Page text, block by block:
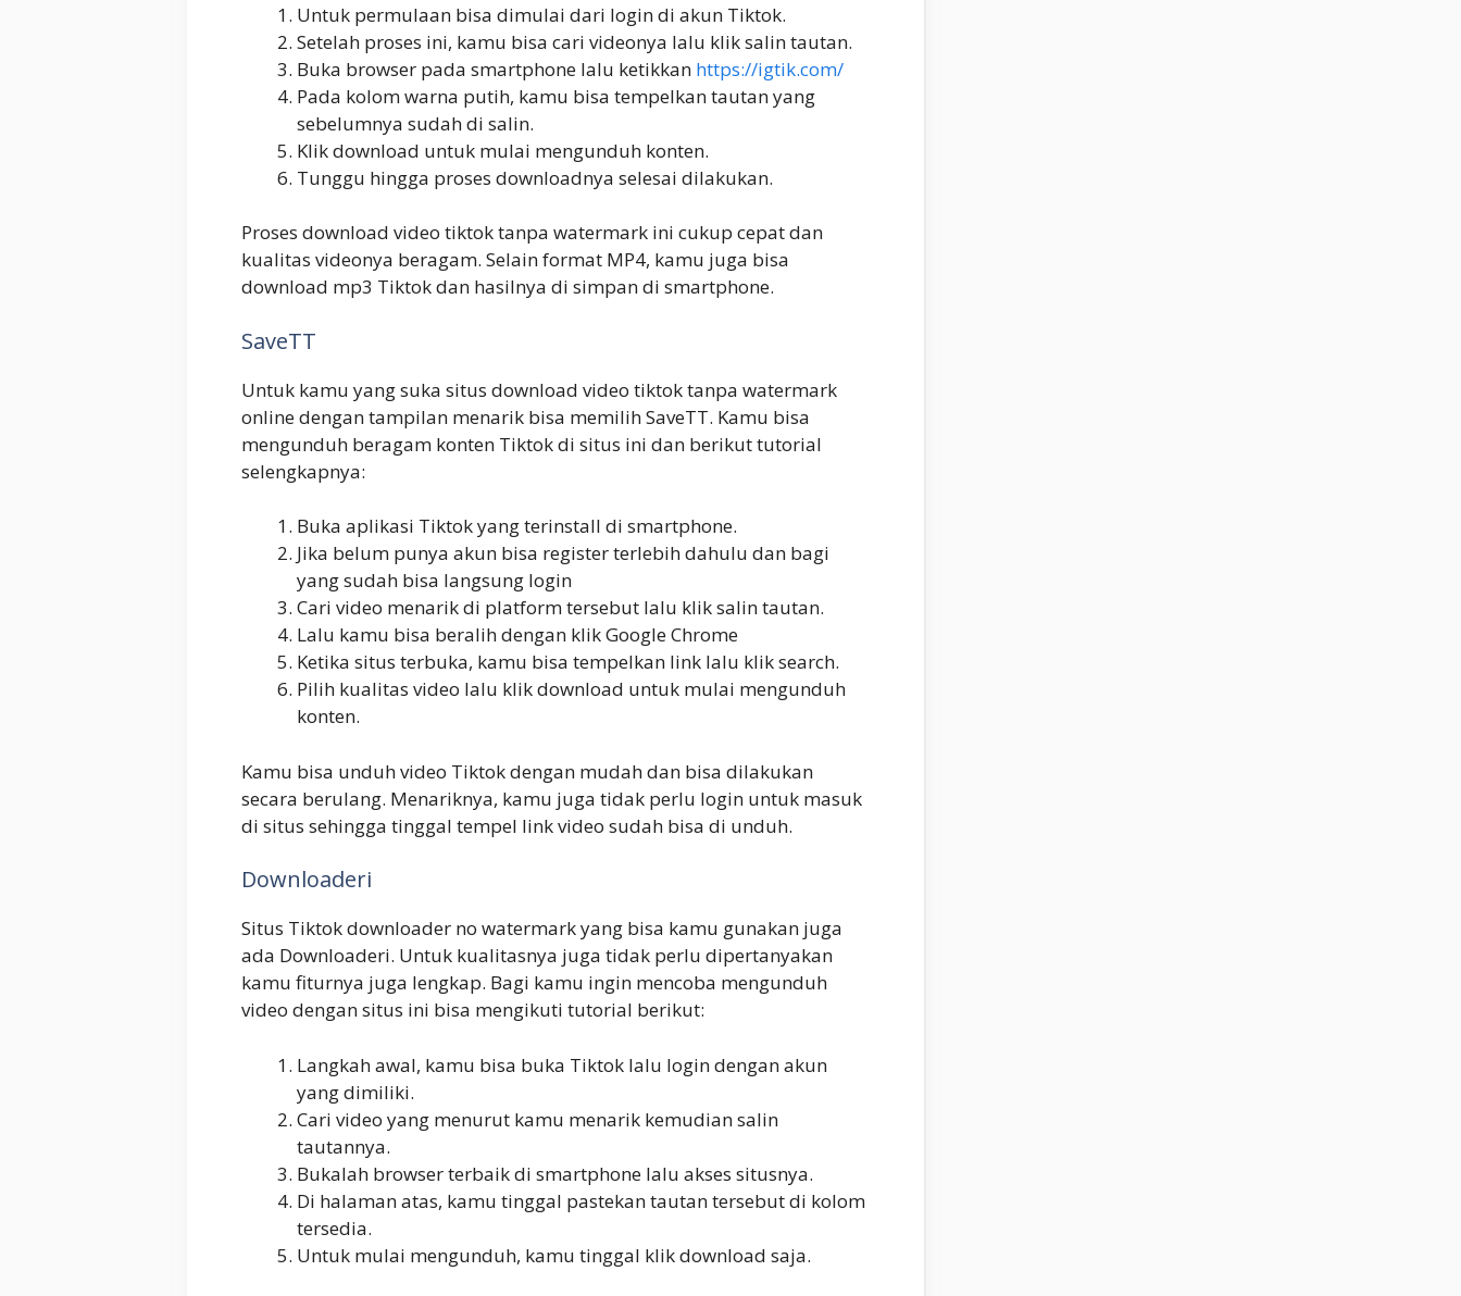
Untuk permulaan bisa dimulai dari login di akun Tiktok.
Setelah proses ini, kamu bisa cari videonya lalu klik salin tautan.
Buka browser pada smartphone lalu ketikkan https://igtik.com/
Pada kolom warna putih, kamu bisa tempelkan tautan yang
sebelumnya sudah di salin.
Klik download untuk mulai mengunduh konten.
Tunggu hingga proses downloadnya selesai dilakukan.
Proses download video tiktok tanpa watermark ini cukup cepat dan
kualitas videonya beragam. Selain format MP4, kamu juga bisa
download mp3 Tiktok dan hasilnya di simpan di smartphone.
SaveTT
Untuk kamu yang suka situs download video tiktok tanpa watermark
online dengan tampilan menarik bisa memilih SaveTT. Kamu bisa
mengunduh beragam konten Tiktok di situs ini dan berikut tutorial
selengkapnya:
Buka aplikasi Tiktok yang terinstall di smartphone.
Jika belum punya akun bisa register terlebih dahulu dan bagi
yang sudah bisa langsung login
Cari video menarik di platform tersebut lalu klik salin tautan.
Lalu kamu bisa beralih dengan klik Google Chrome
Ketika situs terbuka, kamu bisa tempelkan link lalu klik search.
Pilih kualitas video lalu klik download untuk mulai mengunduh
konten.
Kamu bisa unduh video Tiktok dengan mudah dan bisa dilakukan
secara berulang. Menariknya, kamu juga tidak perlu login untuk masuk
di situs sehingga tinggal tempel link video sudah bisa di unduh.
Downloaderi
Situs Tiktok downloader no watermark yang bisa kamu gunakan juga
ada Downloaderi. Untuk kualitasnya juga tidak perlu dipertanyakan
kamu fiturnya juga lengkap. Bagi kamu ingin mencoba mengunduh
video dengan situs ini bisa mengikuti tutorial berikut:
Langkah awal, kamu bisa buka Tiktok lalu login dengan akun
yang dimiliki.
Cari video yang menurut kamu menarik kemudian salin
tautannya.
Bukalah browser terbaik di smartphone lalu akses situsnya.
Di halaman atas, kamu tinggal pastekan tautan tersebut di kolom
tersedia.
Untuk mulai mengunduh, kamu tinggal klik download saja.